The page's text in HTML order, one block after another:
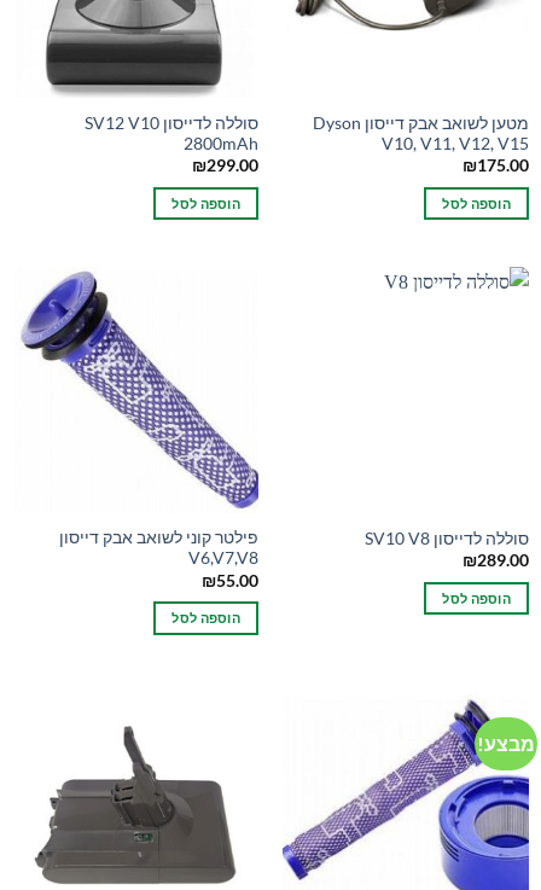
מטען לשואב אבק דייסון Dyson
V10, V11, V12, V15
₪175.00
הוספה לסל
סוללה לדייסון SV12 V10
2800mAh
₪299.00
הוספה לסל
סוללה לדייסון SV10 V8
₪289.00
הוספה לסל
פילטר קוני לשואב אבק דייסון
V6,V7,V8
₪55.00
הוספה לסל
מבצע!